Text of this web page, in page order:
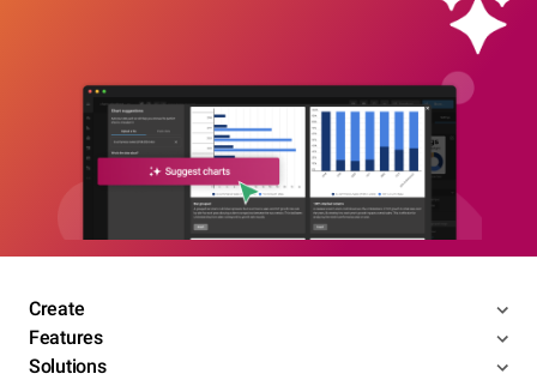
Create
Features
Solutions